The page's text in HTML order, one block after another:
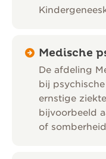
Medische
De afdeling
bij
ernstige
bijvoorbeeld
of